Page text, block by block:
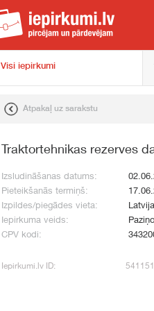
Visi iepirkumi
Atpakaļ uz sarakstu
Traktortehnikas rezerves
Izsludināšanas datums:
Pieteikšanās termiņš:
Izpildes/piegādes vieta:
Iepirkuma veids:
CPV kodi:
Iepirkumi.lv ID: